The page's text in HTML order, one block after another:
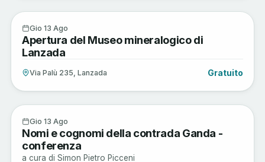
Arte e Cultura
Gio 13 Ago
Apertura del Museo mineralogico di
Lanzada
Via Palù 235, Lanzada Gratuito
Arte e Cultura
Gio 13 Ago
Nomi e cognomi della contrada Ganda -
conferenza
a cura di Simon Pietro Picceni